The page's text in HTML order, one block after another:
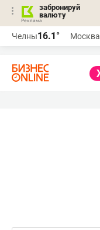
забронируй
валюту
Челны16.1° Москва